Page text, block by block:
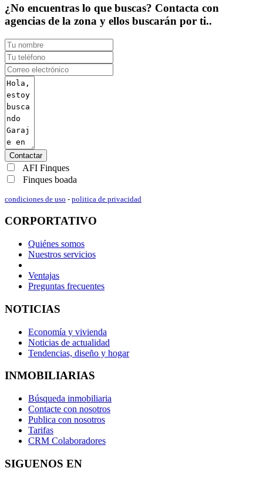
¿No encuentras lo que buscas? Contacta con
agencias de la zona y ellos buscarán por ti..
Contactar
AFI Finques
Finques boada
condiciones de uso - politica de privacidad
CORPORTATIVO
Quiénes somos
Nuestros servicios
Ventajas
Preguntas frecuentes
NOTICIAS
Economía y vivienda
Noticias de actualidad
Tendencias, diseño y hogar
INMOBILIARIAS
Búsqueda inmobiliaria
Contacte con nosotros
Publica con nosotros
Tarifas
CRM Colaboradores
SIGUENOS EN